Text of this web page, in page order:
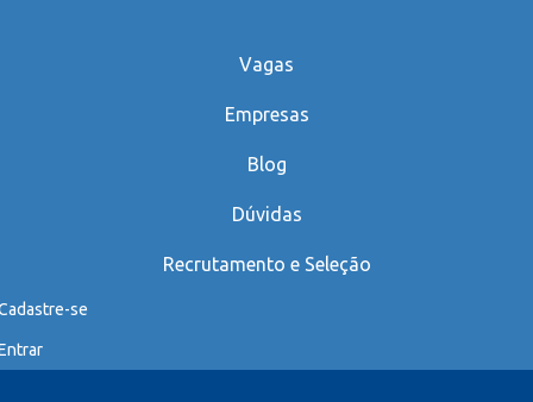
Vagas
Empresas
Blog
Dúvidas
Recrutamento e Seleção
se